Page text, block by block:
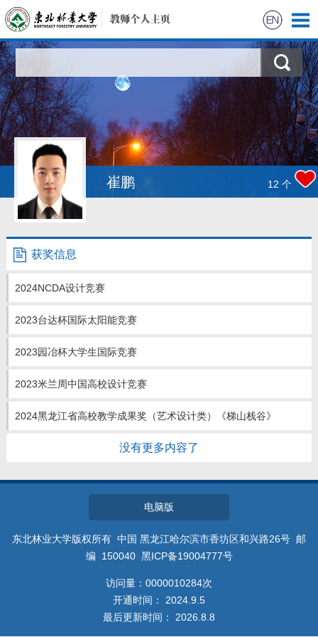
科学研究
教学研究
获奖信息
招生信息
学生信息
我的相册
教师博客
崔鹏 12 个
获奖信息
2024NCDA设计竞赛
2023台达杯国际太阳能竞赛
2023园冶杯大学生国际竞赛
2023米兰周中国高校设计竞赛
2024黑龙江省高校教学成果奖（艺术设计类）《梯山栈谷》
没有更多内容了
电脑版
东北林业大学版权所有 中国 黑龙江哈尔滨市香坊区和兴路26号 邮
编 150040 黑ICP备19004777号
访问量： 0000010284次
开通时间： 2024 9 5
最后更新时间： 2026 8 8